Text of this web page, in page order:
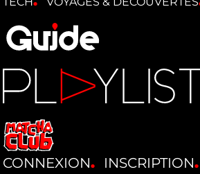
CONNEXION
INSCRIPTION